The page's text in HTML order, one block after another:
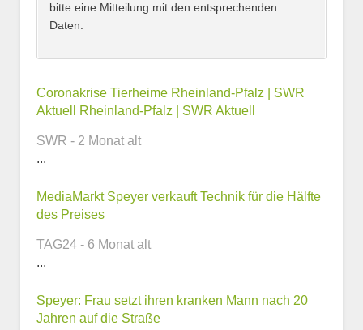
Kontaktmöglichkeiten
E-Mail-Adresse
Telefonnummer
bitte eine Mitteilung mit den entsprechenden
Daten.
Coronakrise Tierheime Rheinland-Pfalz | SWR
Aktuell Rheinland-Pfalz | SWR Aktuell
SWR - 2 Monat alt
...
MediaMarkt Speyer verkauft Technik für die Hälfte
des Preises
TAG24 - 6 Monat alt
...
Speyer: Frau setzt ihren kranken Mann nach 20
Jahren auf die Straße